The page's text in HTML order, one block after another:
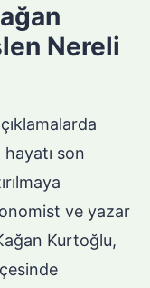
Nereli
son
ve yazar
Kurtoğlu,